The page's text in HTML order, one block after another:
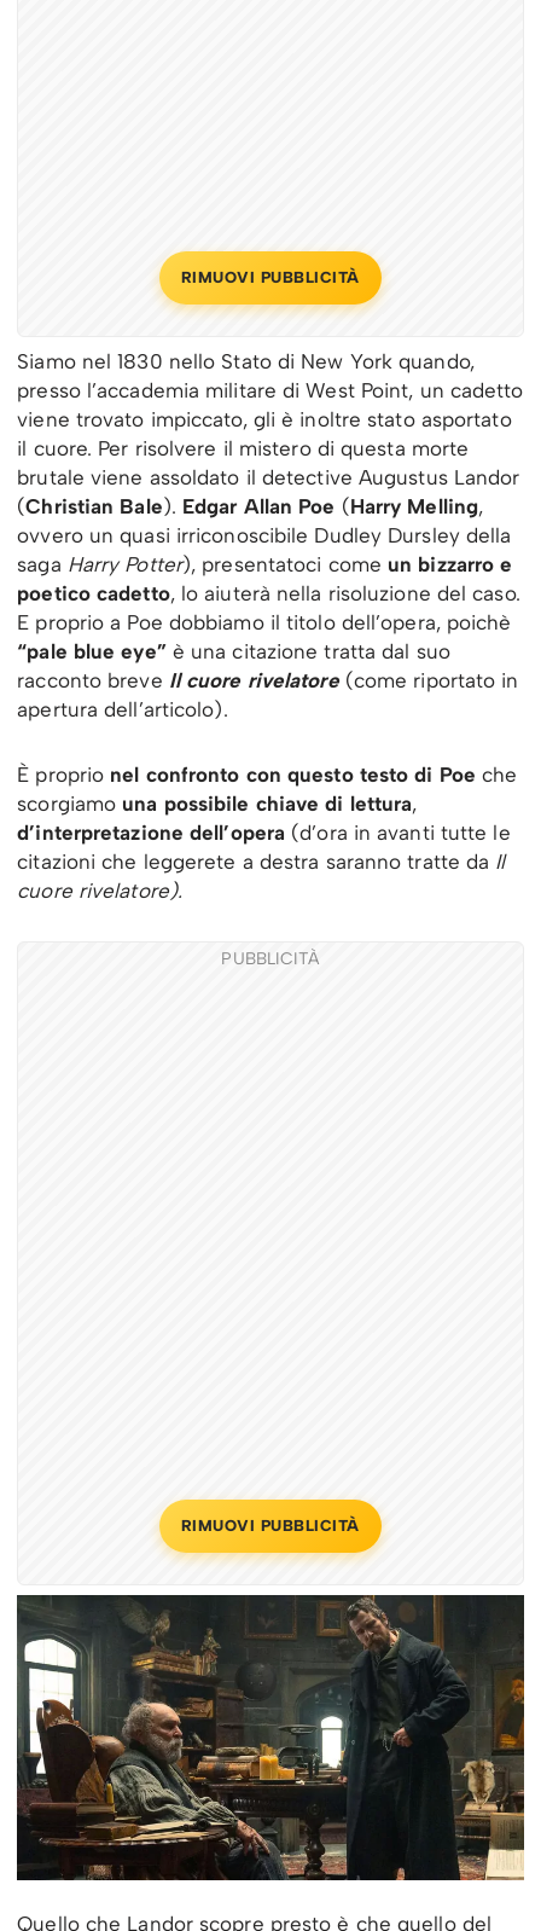
RIMUOVI PUBBLICITÀ
Siamo nel 1830 nello Stato di New York quando,
presso l’accademia militare di West Point, un cadetto
viene trovato impiccato, gli è inoltre stato asportato
il cuore. Per risolvere il mistero di questa morte
brutale viene assoldato il detective Augustus Landor
(Christian Bale). Edgar Allan Poe (Harry Melling,
ovvero un quasi irriconoscibile Dudley Dursley della
saga Harry Potter), presentatoci come un bizzarro e
poetico cadetto, lo aiuterà nella risoluzione del caso.
E proprio a Poe dobbiamo il titolo dell’opera, poichè
“pale blue eye”è una citazione tratta dal suo
racconto breve Il cuore rivelatore (come riportato in
apertura dell’articolo).
È proprio nel confronto con questo testo di Poe che
scorgiamo una possibile chiave di lettura,
d’interpretazione dell’opera (d’ora in avanti tutte le
citazioni che leggerete a destra saranno tratte da Il
cuore rivelatore).
PUBBLICITÀ
RIMUOVI PUBBLICITÀ
Quello che Landor scopre presto è che quello del